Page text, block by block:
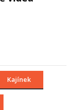
Kajínek